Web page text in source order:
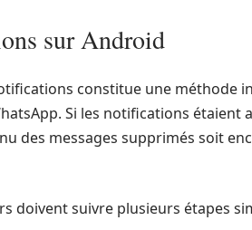
sur Android
constitue une méthode
Si les notifications étaient
des messages supprimés soit
doivent suivre plusieurs étapes